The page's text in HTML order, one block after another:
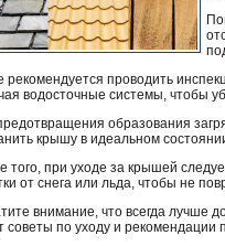
рекомендуется проводить
водосточные системы, чтобы
образования
крышу в идеальном
того, при уходе за крышей
от снега или льда, чтобы не
внимание, что всегда лучше
советы по уходу и рекомендации